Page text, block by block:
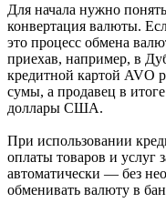
Для начала нужно
конвертация валюты.
это процесс обмена
приехав, например, в
кредитной картой AVO
сумы, а продавец в
доллары США.
При использовании
оплаты товаров и услуг
автоматически — без
обменивать валюту в